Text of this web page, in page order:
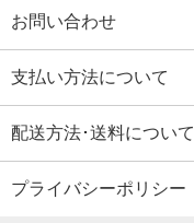
お問い合わせ
支払い方法について
配送方法･送料について
プライバシーポリシー